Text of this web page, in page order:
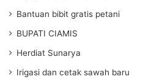
Bantuan bibit gratis petani
BUPATI CIAMIS
Herdiat Sunarya
Irigasi dan cetak sawah baru